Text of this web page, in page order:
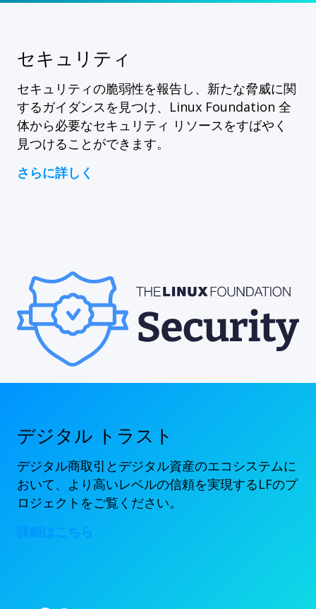
セキュリティ
セキュリティの脆弱性を報告し、新たな脅威に関
するガイダンスを見つけ、Linux Foundation 全
体から必要なセキュリティ リソースをすばやく
見つけることができます。
さらに詳しく
デジタル トラスト
デジタル商取引とデジタル資産のエコシステムに
おいて、より高いレベルの信頼を実現するLFのプ
ロジェクトをご覧ください。
詳細はこちら